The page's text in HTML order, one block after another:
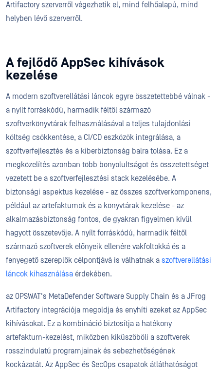
Artifactory szerverről végezhetik el, mind felhőalapú, mind
helyben lévő szerverről.
A fejlődő AppSec kihívások
kezelése
A modern szoftverellátási láncok egyre összetettebbé válnak -
a nyílt forráskódú, harmadik féltől származó
szoftverkönyvtárak felhasználásával a teljes tulajdonlási
költség csökkentése, a CI/CD eszközök integrálása, a
szoftverfejlesztés és a kiberbiztonság balra tolása. Ez a
megközelítés azonban több bonyolultságot és összetettséget
vezetett be a szoftverfejlesztési stack kezelésébe. A
biztonsági aspektus kezelése - az összes szoftverkomponens,
például az artefaktumok és a könyvtárak kezelése - az
alkalmazásbiztonság fontos, de gyakran figyelmen kívül
hagyott összetevője. A nyílt forráskódú, harmadik féltől
származó szoftverek előnyeik ellenére vakfoltokká és a
fenyegető szereplők célpontjává is válhatnak a szoftverellátási
láncok kihasználása érdekében.
az OPSWAT's MetaDefender Software Supply Chain és a JFrog
Artifactory integrációja megoldja és enyhíti ezeket az AppSec
kihívásokat. Ez a kombináció biztosítja a hatékony
artefaktum-kezelést, miközben kiküszöböli a szoftverek
rosszindulatú programjainak és sebezhetőségének
kockázatát. Az AppSec és SecOps csapatok átláthatóságot